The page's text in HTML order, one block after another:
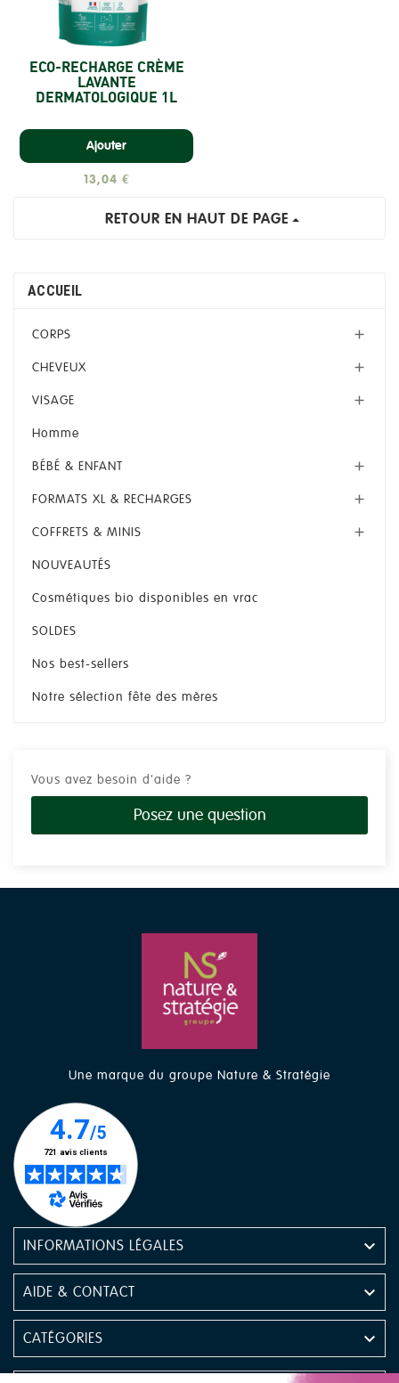
ECO-RECHARGE CRÈME
LAVANTE
DERMATOLOGIQUE 1L
Ajouter
13,04 €
RETOUR EN HAUT DE PAGE
ACCUEIL
CORPS 
CHEVEUX 
VISAGE 
Homme
BÉBÉ & ENFANT 
FORMATS XL & RECHARGES 
COFFRETS & MINIS 
NOUVEAUTÉS
Cosmétiques bio disponibles en vrac
SOLDES
Nos best-sellers
Notre sélection fête des mères
Vous avez besoin d'aide ?
Posez une question
Une marque du groupe Nature & Stratégie
INFORMATIONS LÉGALES 
AIDE & CONTACT 
CATÉGORIES 